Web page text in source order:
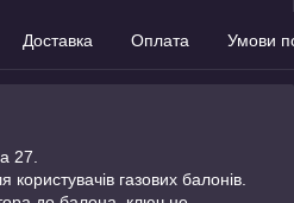
Доставка Оплата Умови
27.
газових балонів.